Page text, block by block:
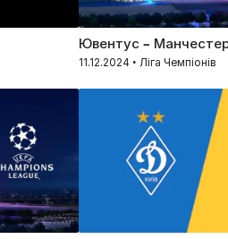
Ювентус – Манчестер
11.12.2024 • Ліга Чемпіонів